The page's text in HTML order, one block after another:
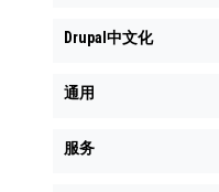
Drupal中文化
通用
服务